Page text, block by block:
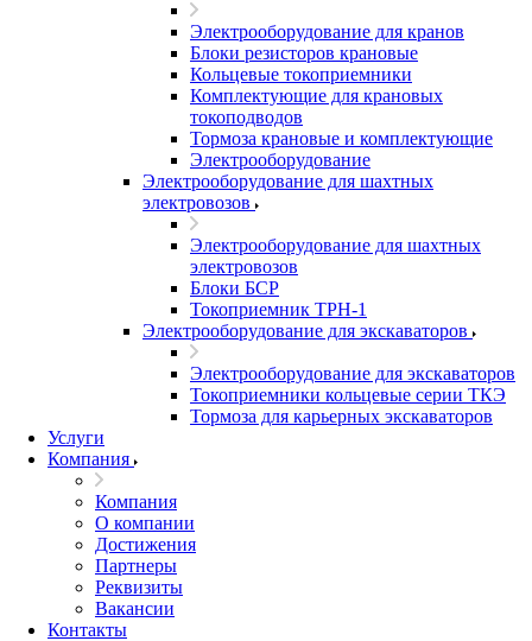
Электрооборудование для кранов
Блоки резисторов крановые
Кольцевые токоприемники
Комплектующие для крановых
токоподводов
Тормоза крановые и комплектующие
Электрооборудование
Электрооборудование для шахтных
электровозов
Электрооборудование для шахтных
электровозов
Блоки БСР
Токоприемник ТРН-1
Электрооборудование для экскаваторов
Электрооборудование для экскаваторов
Токоприемники кольцевые серии ТКЭ
Тормоза для карьерных экскаваторов
Услуги
Компания
Компания
О компании
Достижения
Партнеры
Реквизиты
Вакансии
Контакты